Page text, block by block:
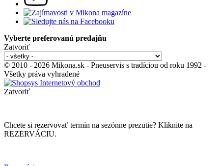
Vyberte preferovanú predajňu
Zatvoriť
© 2010 - 2026 Mikona.sk - Pneuservis s tradíciou od roku 1992 -
Všetky práva vyhradené
Zatvoriť
Chcete si rezervovať termín na sezónne prezutie? Kliknite na
REZERVÁCIU.